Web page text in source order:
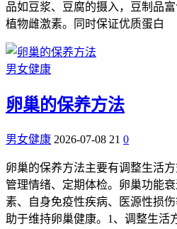
品如豆浆、豆腐的摄入，豆制品
植物雌激素。同时保证优质蛋白
男女健康
卵巢的保养方法
男女健康 2026-07-08 21 0
卵巢的保养方法主要有调整生活
管理情绪、定期体检。卵巢功能
素、自身免疫性疾病、医源性损
助于维持卵巢健康。1、调整生活